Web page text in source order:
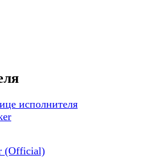
исполнителя
(Official)